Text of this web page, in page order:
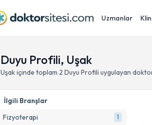
Uzmanlar
Duyu Profili, Uşak
Uşakiçinde toplam 2 Duyu Profili uygulayan
İlgili Branşlar
Fizyoterapi
1